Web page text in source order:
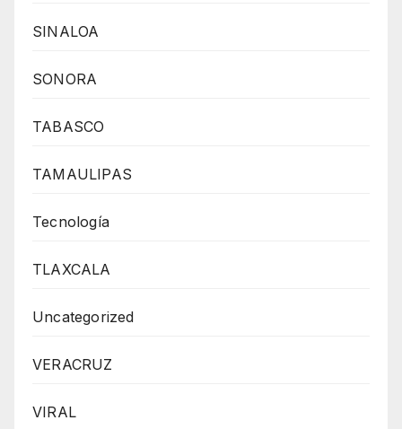
SINALOA
SONORA
TABASCO
TAMAULIPAS
Tecnología
TLAXCALA
Uncategorized
VERACRUZ
VIRAL